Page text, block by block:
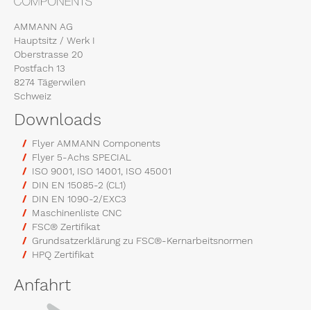
AMMANN AG
Hauptsitz / Werk I
Oberstrasse 20
Postfach 13
8274 Tägerwilen
Schweiz
Downloads
Flyer AMMANN Components
Flyer 5-Achs SPECIAL
ISO 9001, ISO 14001, ISO 45001
DIN EN 15085-2 (CL1)
DIN EN 1090-2/EXC3
Maschinenliste CNC
FSC® Zertifikat
Grundsatzerklärung zu FSC®-Kernarbeitsnormen
HPQ Zertifikat
Anfahrt